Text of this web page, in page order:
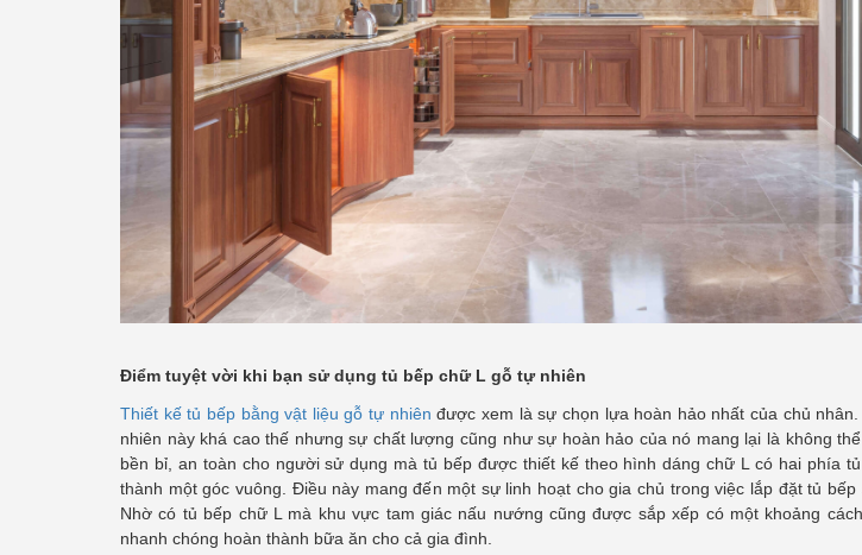
Điểm tuyệt vời khi bạn sử dụng tủ bếp chữ L gỗ tự nhiên
Thiết kế tủ bếp bằng vật liệu gỗ tự nhiên được xem là sự chọn lựa hoàn hảo nhất của chủ
nhiên này khá cao thế nhưng sự chất lượng cũng như sự hoàn hảo của nó mang lại là không
bền bỉ, an toàn cho người sử dụng mà tủ bếp được thiết kế theo hình dáng chữ L có hai phía
thành một góc vuông. Điều này mang đến một sự linh hoạt cho gia chủ trong việc lắp đặt tủ
Nhờ có tủ bếp chữ L mà khu vực tam giác nấu nướng cũng được sắp xếp có một khoảng
nhanh chóng hoàn thành bữa ăn cho cả gia đình.